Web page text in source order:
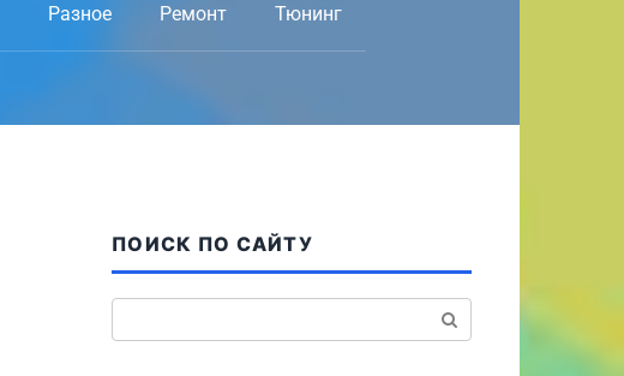
Разное Ремонт Тюнинг
ПОИСК ПО САЙТУ